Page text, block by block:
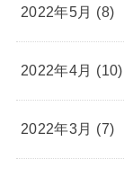
2022年5月 (8)
2022年4月 (10)
2022年3月 (7)